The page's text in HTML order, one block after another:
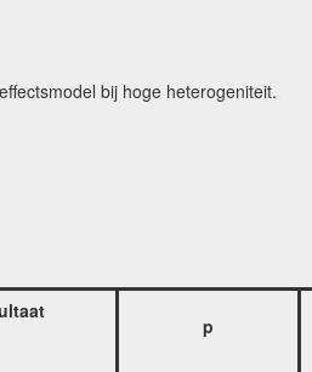
bij hoge heterogeniteit.
p